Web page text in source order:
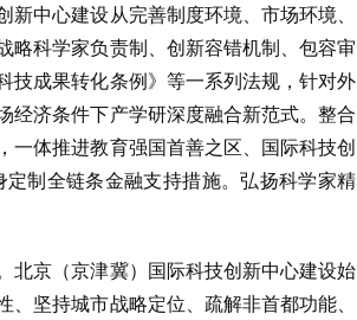
中心建设从完善制度环境、市场环境、
略科学家负责制、创新容错机制、包容审
技成果转化条例》等一系列法规，针对外
经济条件下产学研深度融合新范式。整合
一体推进教育强国首善之区、国际科技创
制全链条金融支持措施。弘扬科学家精
北京（京津冀）国际科技创新中心建设始
坚持城市战略定位、疏解非首都功能、